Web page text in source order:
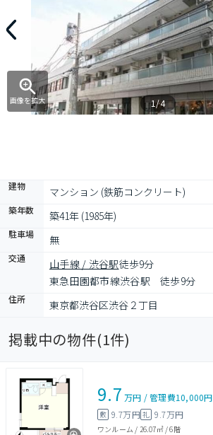
画像を拡大 1/4
建物 マンション (鉄筋コンクリート)
築年数 築41年 (1985年)
駐車場 無
交通 山手線 / 渋谷駅徒歩9分
東急田園都市線渋谷駅　徒歩9分
住所 東京都渋谷区渋谷２丁目
掲載中の物件(1件)
9.7 万円 /管理費10,000円
敷 9.7万円礼 9.7万円
ワンルーム / 26.07㎡/6階